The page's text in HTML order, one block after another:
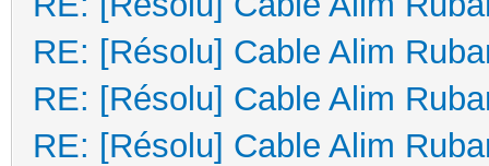
RE: [Résolu] Cable Alim
RE: [Résolu] Cable Alim
RE: [Résolu] Cable Alim